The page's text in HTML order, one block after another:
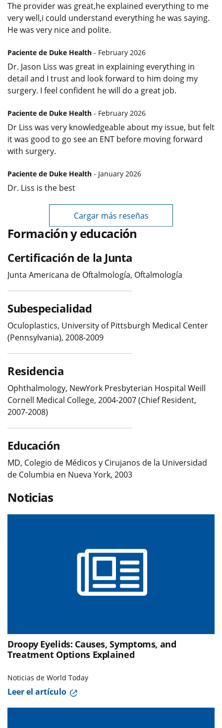
The provider was great,he explained everything to me
very well,i could understand everything he was saying.
He was very nice and polite.
Paciente de Duke Health - February 2026
Dr. Jason Liss was great in explaining everything in
detail and I trust and look forward to him doing my
surgery. I feel confident he will do a great job.
Paciente de Duke Health - February 2026
Dr Liss was very knowledgeable about my issue, but felt
it was good to go see an ENT before moving forward
with surgery.
Paciente de Duke Health - January 2026
Dr. Liss is the best
Cargar más reseñas
Formación y educación
Certificación de la Junta
Junta Americana de Oftalmología, Oftalmología
Subespecialidad
Oculoplastics, University of Pittsburgh Medical Center
(Pennsylvania), 2008-2009
Residencia
Ophthalmology, NewYork Presbyterian Hospital Weill
Cornell Medical College, 2004-2007 (Chief Resident,
2007-2008)
Educación
MD, Colegio de Médicos y Cirujanos de la Universidad
de Columbia en Nueva York, 2003
Noticias
Droopy Eyelids: Causes, Symptoms, and
Treatment Options Explained
Noticias de World Today
Leer el artículo